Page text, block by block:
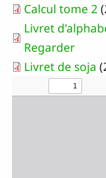
Calcul tome 2
Livret
Regarder
Livret de soja